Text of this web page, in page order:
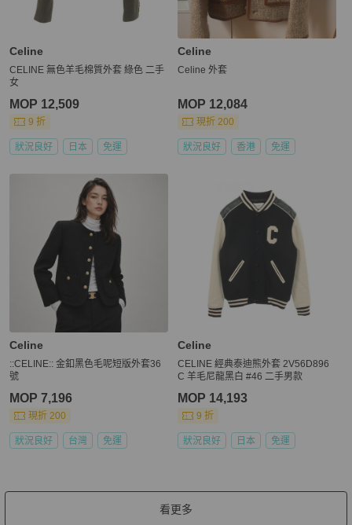
Celine
CELINE 無色羊毛棉質外套 綠色 二手
女
MOP 12,509
9 折
狀況良好 日本 免運
Celine
Celine 外套
MOP 12,084
現折 200
狀況良好 香港 免運
Celine
::CELINE:: 金釦黑色毛呢短版外套36
號
MOP 7,196
現折 200
狀況良好 台灣 免運
Celine
CELINE 經典泰迪熊外套 2V56D896
C 羊毛尼龍黑白 #46 二手男款
MOP 14,193
9 折
狀況良好 日本 免運
看更多